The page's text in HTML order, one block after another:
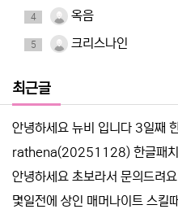
두고 공지합니다. 이 경우 "
명확하게 비교하여 이용자
"몰"이 약관을 개정할 경우
을 체결한 이용자가 개정
제3항에 의한 개정약관의
이 약관에서 정하지 아니
자상거래 등에서의 소비자
한 법률, 공정거래위원회
4 옥음
5 크리스나인
최근글
rathena(20251128) 한글패치
안녕하세요 초보라서 문의드려요
몇일전에 상인 매머나이트 스킬